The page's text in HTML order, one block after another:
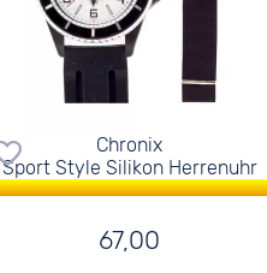
Chronix
Sport Style Silikon Herrenuhr
67,00